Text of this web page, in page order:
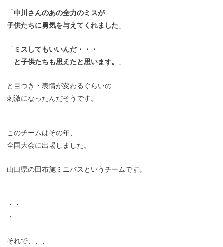
「中川さんのあの全力のミスが
子供たちに勇気を与えてくれました 」
「 ミスしてもいいんだ・・・
と子供たちも思えたと思います。
」
と目つき・表情が変わるぐらいの
刺激になったんだそうです。
このチームはその年、
全国大会に出場しました。
山口県の田布施ミニバスというチームです。
・・
・
それで、、、